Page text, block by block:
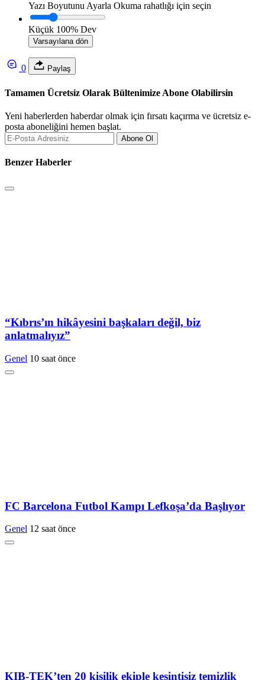
Yazı Boyutunu Ayarla Okuma rahatlığı için seçin
Küçük 100% Dev
Varsayılana dön
0 Paylaş
Tamamen Ücretsiz Olarak Bültenimize Abone Olabilirsin
Yeni haberlerden haberdar olmak için fırsatı kaçırma ve ücretsiz e-
posta aboneliğini hemen başlat.
Abone Ol
Benzer Haberler
“Kıbrıs’ın hikâyesini başkaları değil, biz
anlatmalıyız”
Genel 10 saat önce
FC Barcelona Futbol Kampı Lefkoşa’da Başlıyor
Genel 12 saat önce
KIB-TEK’ten 20 kişilik ekiple kesintisiz temizlik